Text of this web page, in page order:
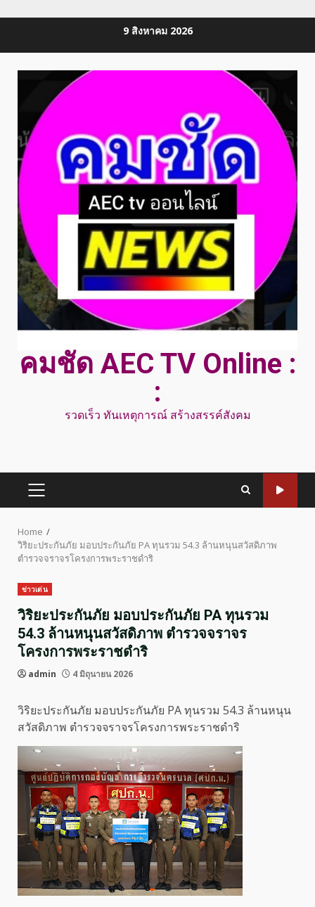
9 สิงหาคม 2026
คมชัด AEC TV Online :
:
รวดเร็ว ทันเหตุการณ์ สร้างสรรค์สังคม
PRIMARY
Home
วิริยะประกันภัย มอบประกันภัย PA ทุนรวม 54.3 ล้านหนุนสวัสดิภาพ
ตำรวจจราจรโครงการพระราชดำริ
ข่าวเด่น
วิริยะประกันภัย มอบประกันภัย PA ทุนรวม
54.3 ล้านหนุนสวัสดิภาพ ตำรวจจราจร
โครงการพระราชดำริ
admin 4 มิถุนายน 2026
วิริยะประกันภัย มอบประกันภัย PA ทุนรวม 54.3 ล้านหนุน
สวัสดิภาพ ตำรวจจราจรโครงการพระราชดำริ